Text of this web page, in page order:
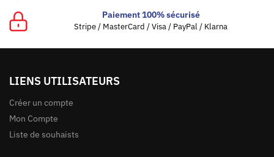
Paiement 100% sécurisé
Stripe / MasterCard / Visa / PayPal / Klarna
LIENS UTILISATEURS
Créer un compte
Mon Compte
Liste de souhaists